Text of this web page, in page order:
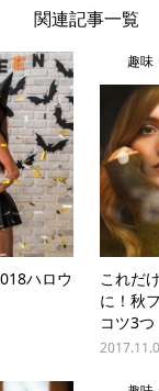
関連記事一覧
ハロウ
趣味
これだ
に！秋
コツ3つ